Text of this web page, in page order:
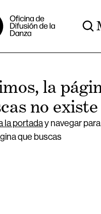
la
no existe
la portaday navegar para
que buscas